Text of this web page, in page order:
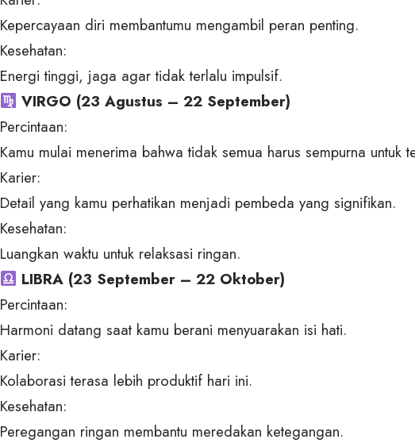
Kepercayaan diri membantumu mengambil peran penting.
Kesehatan:
Energi tinggi, jaga agar tidak terlalu impulsif.
VIRGO (23 Agustus – 22 September)
Percintaan:
Kamu mulai menerima bahwa tidak semua harus sempurna untuk
Karier:
Detail yang kamu perhatikan menjadi pembeda yang signifikan.
Kesehatan:
Luangkan waktu untuk relaksasi ringan.
LIBRA (23 September – 22 Oktober)
Percintaan:
Harmoni datang saat kamu berani menyuarakan isi hati.
Karier:
Kolaborasi terasa lebih produktif hari ini.
Kesehatan:
Peregangan ringan membantu meredakan ketegangan.